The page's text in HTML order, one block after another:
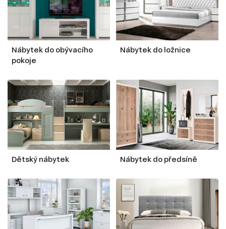
Nábytek do obývacího
pokoje
Nábytek do ložnice
Dětský nábytek Nábytek do předsíně